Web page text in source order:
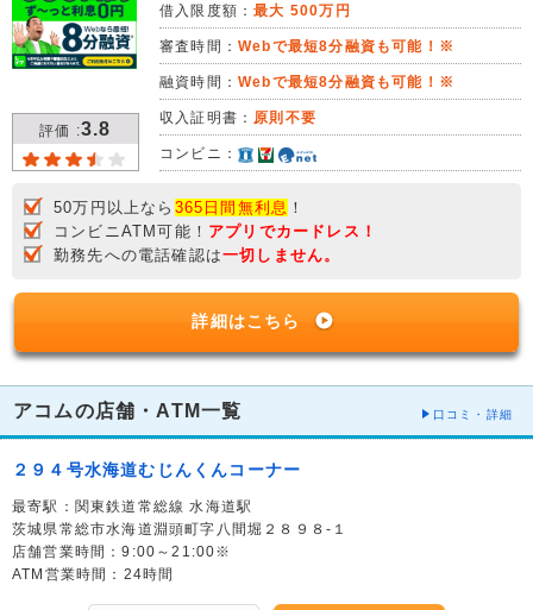
評価 :3.8
借入限度額：最大 500万円
審査時間： Webで最短8分融資も可能！※
融資時間： Webで最短8分融資も可能！※
収入証明書： 原則不要
コンビニ：
50万円以上なら 365日間無利息 ！
コンビニATM可能！ アプリでカードレス！
勤務先への電話確認は一切しません。
詳細はこちら
アコムの店舗・ATM一覧 口コミ・詳細
２９４号水海道むじんくんコーナー
最寄駅：関東鉄道常総線 水海道駅
茨城県常総市水海道淵頭町字八間堀２８９８-１
店舗営業時間：9:00～21:00※
ATM営業時間：24時間